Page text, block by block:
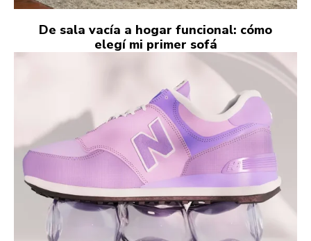
De sala vacía a hogar funcional: cómo
elegí mi primer sofá